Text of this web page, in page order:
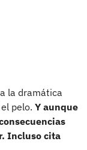
la dramática
pelo. Y aunque
Incluso cita